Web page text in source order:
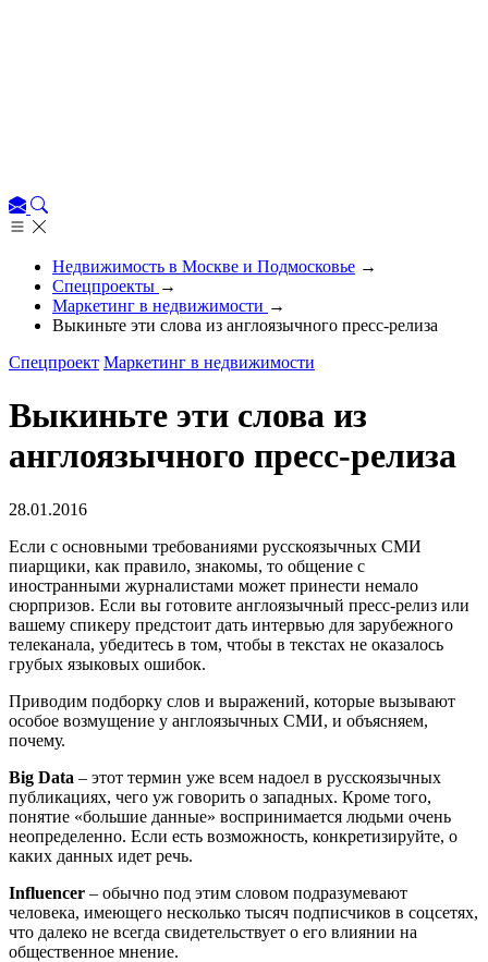
Недвижимость в Москве и Подмосковье →
Спецпроекты →
Маркетинг в недвижимости →
Выкиньте эти слова из англоязычного пресс-релиза
Спецпроект Маркетинг в недвижимости
Выкиньте эти слова из
англоязычного пресс-релиза
28.01.2016
Если с основными требованиями русскоязычных СМИ
пиарщики, как правило, знакомы, то общение с
иностранными журналистами может принести немало
сюрпризов. Если вы готовите англоязычный пресс-релиз или
вашему спикеру предстоит дать интервью для зарубежного
телеканала, убедитесь в том, чтобы в текстах не оказалось
грубых языковых ошибок.
Приводим подборку слов и выражений, которые вызывают
особое возмущение у англоязычных СМИ, и объясняем,
почему.
Big Data – этот термин уже всем надоел в русскоязычных
публикациях, чего уж говорить о западных. Кроме того,
понятие «большие данные» воспринимается людьми очень
неопределенно. Если есть возможность, конкретизируйте, о
каких данных идет речь.
Influencer – обычно под этим словом подразумевают
человека, имеющего несколько тысяч подписчиков в соцсетях,
что далеко не всегда свидетельствует о его влиянии на
общественное мнение.